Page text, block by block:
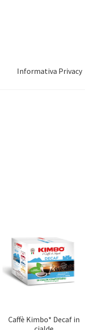
Informativa Privacy
Caffè Kimbo* Decaf in